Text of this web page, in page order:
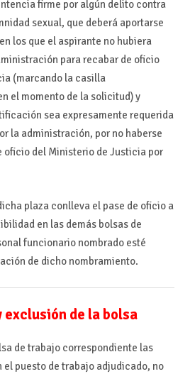
firme por algún delito contra
sexual, que deberá aportarse
los que el aspirante no hubiera
para recabar de oficio
(marcando la casilla
el momento de la solicitud) y
sea expresamente requerida
la administración, por no haberse
oficio del Ministerio de Justicia por
plaza conlleva el pase de oficio a
en las demás bolsas de
funcionario nombrado esté
de dicho nombramiento.
exclusión de la bolsa
de trabajo correspondiente las
el puesto de trabajo adjudicado, no